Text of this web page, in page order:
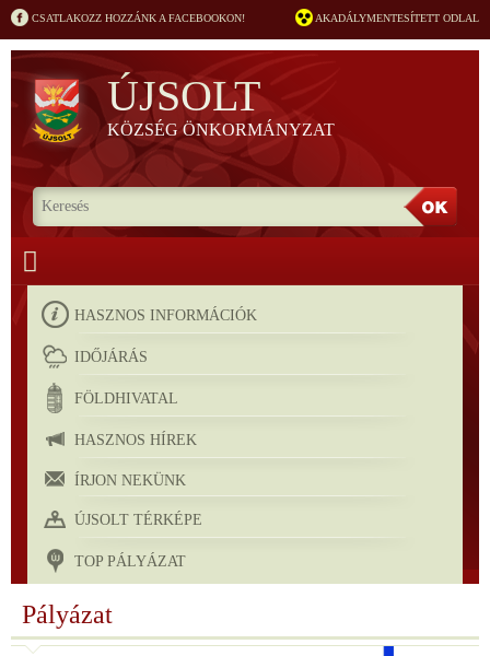
CSATLAKOZZ HOZZÁNK A FACEBOOKON! AKADÁLYMENTESÍTETT ODLAL
ÚJSOLT
KÖZSÉG ÖNKORMÁNYZAT
HASZNOS INFORMÁCIÓK
IDŐJÁRÁS
FÖLDHIVATAL
HASZNOS HÍREK
ÍRJON NEKÜNK
ÚJSOLT TÉRKÉPE
TOP PÁLYÁZAT
Pályázat